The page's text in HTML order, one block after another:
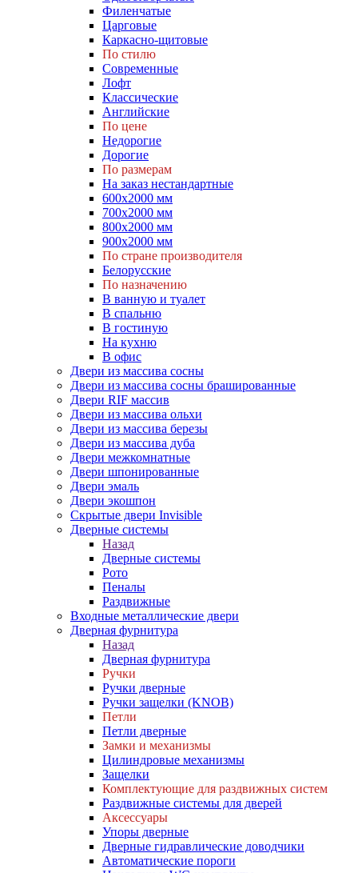
Филенчатые
Царговые
Каркасно-щитовые
По стилю
Современные
Лофт
Классические
Английские
По цене
Недорогие
Дорогие
По размерам
На заказ нестандартные
600х2000 мм
700х2000 мм
800х2000 мм
900х2000 мм
По стране производителя
Белорусские
По назначению
В ванную и туалет
В спальню
В гостиную
На кухню
В офис
Двери из массива сосны
Двери из массива сосны брашированные
Двери RIF массив
Двери из массива ольхи
Двери из массива березы
Двери из массива дуба
Двери межкомнатные
Двери шпонированные
Двери эмаль
Двери экошпон
Скрытые двери Invisible
Дверные системы
Назад
Дверные системы
Рото
Пеналы
Раздвижные
Входные металлические двери
Дверная фурнитура
Назад
Дверная фурнитура
Ручки
Ручки дверные
Ручки защелки (KNOB)
Петли
Петли дверные
Замки и механизмы
Цилиндровые механизмы
Защелки
Комплектующие для раздвижных систем
Раздвижные системы для дверей
Аксессуары
Упоры дверные
Дверные гидравлические доводчики
Автоматические пороги